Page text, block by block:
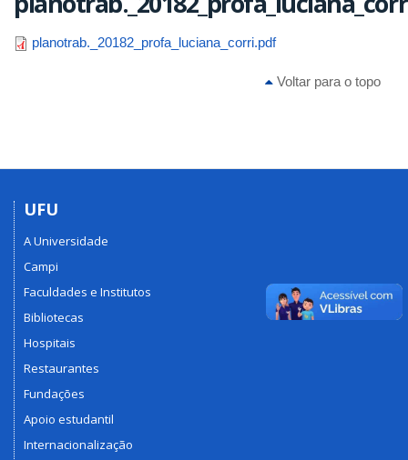
planotrab._20182_profa_luciana_corri.pdf
Voltar para o topo
UFU
A Universidade
Campi
Faculdades e Institutos
Bibliotecas
Hospitais
Restaurantes
Fundações
Apoio estudantil
Internacionalização